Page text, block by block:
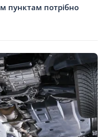
пунктам потрібно